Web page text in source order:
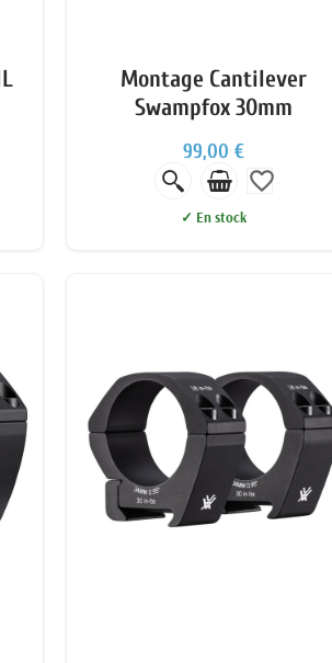
Montage Cantilever
Swampfox 30mm
99,00 €
favorite_border
✓ En stock